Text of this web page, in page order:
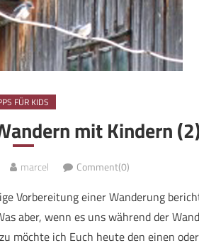
FÜR KIDS
mit Kindern
marcel Comment(0)
Vorbereitung einer Wanderung
aber, wenn es uns während der
möchte ich Euch heute den einen